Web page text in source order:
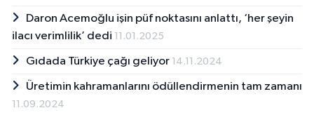
Daron Acemoğlu işin püf noktasını anlattı, ‘her şeyin
ilacı verimlilik’ dedi 11.01.2025
Gıdada Türkiye çağı geliyor 14.11.2024
Üretimin kahramanlarını ödüllendirmenin tam zamanı
11.09.2024